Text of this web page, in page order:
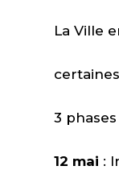
La Ville
3
12 mai :